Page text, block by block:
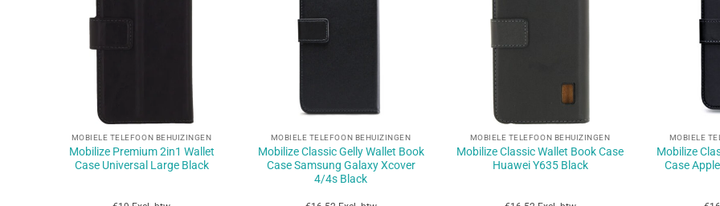
MOBIELE TELEFOON BEHUIZINGEN
Mobilize Premium 2in1 Wallet
Case Universal Large Black
MOBIELE TELEFOON BEHUIZINGEN
Mobilize Classic Gelly Wallet Book
Case Samsung Galaxy Xcover
4/4s Black
MOBIELE TELEFOON BEHUIZINGEN
Mobilize Classic Wallet Book Case
Huawei Y635 Black
MOBIELE
Mobilize
Case